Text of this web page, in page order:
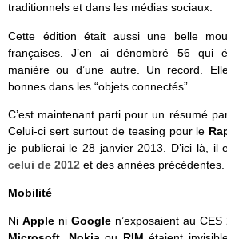
traditionnels et dans les médias sociaux.
Cette édition était aussi une belle
françaises. J’en ai dénombré 56 qui
manière ou d’une autre. Un record.
bonnes dans les “objets connectés”.
C’est maintenant parti pour un résumé
Celui-ci sert surtout de teasing pour le
je publierai le 28 janvier 2013. D’ici là, il
celui de 2012 et des années précédentes.
Mobilité
Ni Apple ni Google n’exposaient au